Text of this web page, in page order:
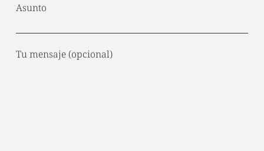
Asunto
Tu mensaje (opcional)